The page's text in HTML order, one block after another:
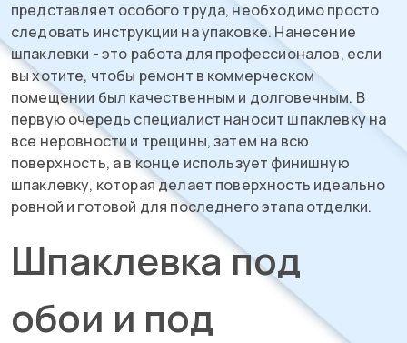
представляет особого труда, необходимо просто
следовать инструкции на упаковке. Нанесение
шпаклевки - это работа для профессионалов, если
вы хотите, чтобы ремонт в коммерческом
помещении был качественным и долговечным. В
первую очередь специалист наносит шпаклевку на
все неровности и трещины, затем на всю
поверхность, а в конце использует финишную
шпаклевку, которая делает поверхность идеально
ровной и готовой для последнего этапа отделки.
Шпаклевка под
обои и под